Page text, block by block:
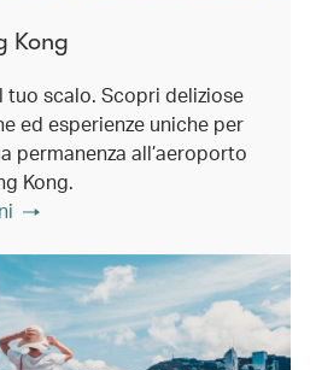
Kong
tuo scalo. Scopri deliziose
ed esperienze uniche per
permanenza all’aeroporto
Kong.